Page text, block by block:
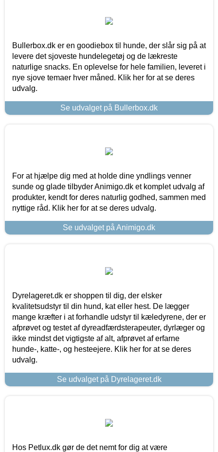
Bullerbox.dk er en goodiebox til hunde, der slår sig på at
levere det sjoveste hundelegetøj og de lækreste
naturlige snacks. En oplevelse for hele familien, leveret i
nye sjove temaer hver måned. Klik her for at se deres
udvalg.
Se udvalget på Bullerbox.dk
For at hjælpe dig med at holde dine yndlings venner
sunde og glade tilbyder Animigo.dk et komplet udvalg af
produkter, kendt for deres naturlig godhed, sammen med
nyttige råd. Klik her for at se deres udvalg.
Se udvalget på Animigo.dk
Dyrelageret.dk er shoppen til dig, der elsker
kvalitetsudstyr til din hund, kat eller hest. De lægger
mange kræfter i at forhandle udstyr til kæledyrene, der er
afprøvet og testet af dyreadfærdsterapeuter, dyrlæger og
ikke mindst det vigtigste af alt, afprøvet af erfarne
hunde-, katte-, og hesteejere. Klik her for at se deres
udvalg.
Se udvalget på Dyrelageret.dk
Hos Petlux.dk gør de det nemt for dig at være